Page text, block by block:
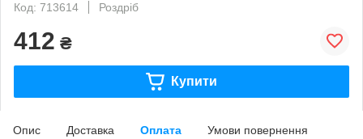
Код: 713614
Роздріб
412 ₴
Купити
Опис Доставка Оплата Умови повернення